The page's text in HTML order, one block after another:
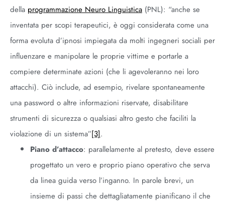
della programmazione Neuro Linguistica (PNL): “anche se
inventata per scopi terapeutici, è oggi considerata come una
forma evoluta d’ipnosi impiegata da molti ingegneri sociali per
influenzare e manipolare le proprie vittime e portarle a
compiere determinate azioni (che li agevoleranno nei loro
attacchi). Ciò include, ad esempio, rivelare spontaneamente
una password o altre informazioni riservate, disabilitare
strumenti di sicurezza o qualsiasi altro gesto che faciliti la
violazione di un sistema”[3].
Piano d’attacco: parallelamente al pretesto, deve essere
progettato un vero e proprio piano operativo che serva
da linea guida verso l’inganno. In parole brevi, un
insieme di passi che dettagliatamente pianificano il che